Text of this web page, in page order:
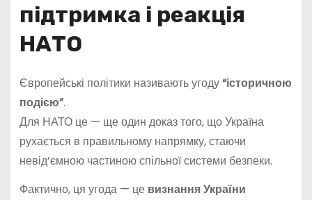
підтримка і реакція
НАТО
Європейські політики називають угоду“історичною
подією”.
Для НАТО це — ще один доказ того, що Україна
рухається в правильному напрямку, стаючи
невід’ємною частиною спільної системи безпеки.
Фактично, ця угода — це визнання України